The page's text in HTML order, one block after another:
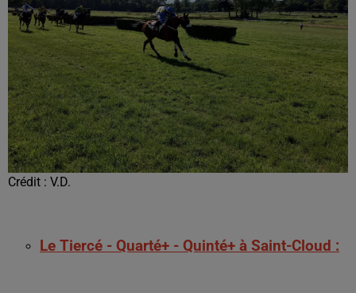
Crédit : V.D.
Le Tiercé - Quarté+ - Quinté+ à Saint-Cloud :